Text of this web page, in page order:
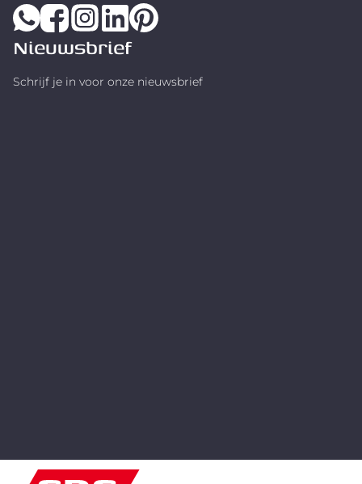
Nieuwsbrief
Schrijf je in voor onze nieuwsbrief